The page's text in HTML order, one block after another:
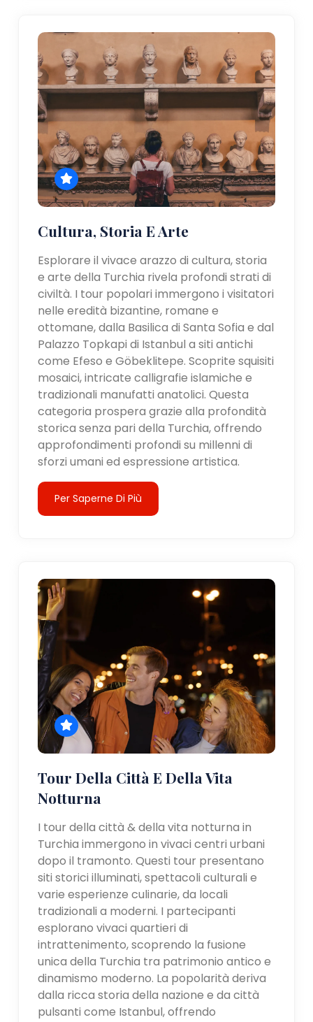
Cultura, Storia E Arte
Esplorare il vivace arazzo di cultura, storia
e arte della Turchia rivela profondi strati di
civiltà. I tour popolari immergono i visitatori
nelle eredità bizantine, romane e
ottomane, dalla Basilica di Santa Sofia e dal
Palazzo Topkapi di Istanbul a siti antichi
come Efeso e Göbeklitepe. Scoprite squisiti
mosaici, intricate calligrafie islamiche e
tradizionali manufatti anatolici. Questa
categoria prospera grazie alla profondità
storica senza pari della Turchia, offrendo
approfondimenti profondi su millenni di
sforzi umani ed espressione artistica.
Per Saperne Di Più
Tour Della Città E Della Vita
Notturna
I tour della città & della vita notturna in
Turchia immergono in vivaci centri urbani
dopo il tramonto. Questi tour presentano
siti storici illuminati, spettacoli culturali e
varie esperienze culinarie, da locali
tradizionali a moderni. I partecipanti
esplorano vivaci quartieri di
intrattenimento, scoprendo la fusione
unica della Turchia tra patrimonio antico e
dinamismo moderno. La popolarità deriva
dalla ricca storia della nazione e da città
pulsanti come Istanbul, offrendo